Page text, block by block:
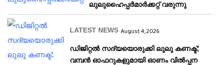
ലുലുഹൈപ്പർമാർക്കറ്റ് വരുന്നു
LATEST NEWS August 4, 2026
ഡിജിറ്റൽ സദ്യയൊരുക്കി ലുലു കണക്ട്;
വമ്പൻ ഓഫറുകളുമായി ഓണം വിൽപ്പന